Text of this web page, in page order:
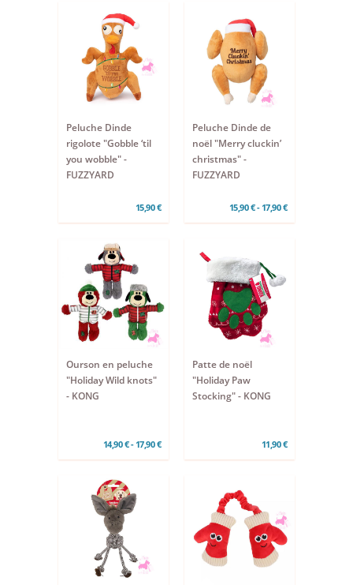
Peluche Dinde
rigolote "Gobble ‘til
you wobble" -
FUZZYARD
15,90 €
Peluche Dinde de
noël "Merry cluckin’
christmas" -
FUZZYARD
15,90 € - 17,90 €
Ourson en peluche
"Holiday Wild knots"
- KONG
14,90 € - 17,90 €
Patte de noël
"Holiday Paw
Stocking" - KONG
11,90 €